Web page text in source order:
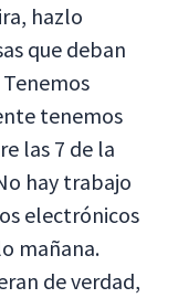
hazlo
que deban
tenemos
las 7 de la
hay trabajo
electrónicos
mañana.
de verdad,